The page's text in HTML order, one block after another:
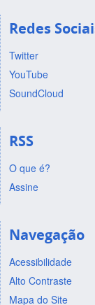
Redes
Twitter
YouTube
SoundCloud
RSS
O que é?
Assine
Navegação
Acessibilidade
Alto Contraste
Mapa do Site